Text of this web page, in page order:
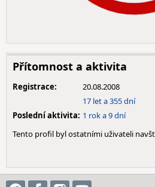
Přítomnost a aktivita
Registrace:
20.08.2008
17 let a 355 dní
Poslední aktivita: 1 rok a 9 dní
Tento profil byl ostatními uživateli